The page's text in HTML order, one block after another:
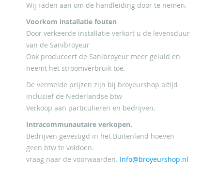
Wij raden aan om de handleiding door te nemen.
Voorkom installatie fouten
Door verkeerde installatie verkort u de levensduur
van de Sanibroyeur
Ook produceert de Sanibroyeur meer geluid en
neemt het stroomverbruik toe.
De vermelde prijzen zijn bij broyeurshop altijd
inclusief de Nederlandse btw
Verkoop aan particulieren en bedrijven.
Intracommunautaire verkopen.
Bedrijven gevestigd in het Buitenland hoeven
geen btw te voldoen.
vraag naar de voorwaarden. Info@broyeurshop.nl